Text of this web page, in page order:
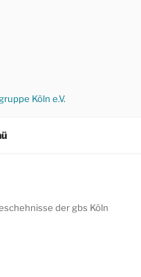
Köln e.V.
der gbs Köln